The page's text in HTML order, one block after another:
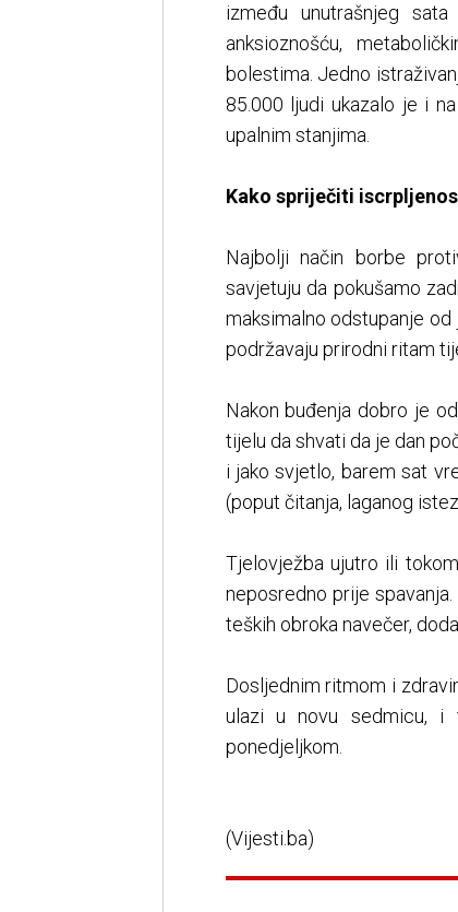
između unutrašnjeg
anksioznošću,
bolestima. Jedno
85.000 ljudi ukazalo je i
upalnim stanjima.
Kako spriječiti
Najbolji način borbe
savjetuju da pokušamo
maksimalno odstupanje
podržavaju prirodni ritam
Nakon buđenja dobro je
tijelu da shvati da je dan
i jako svjetlo, barem sat
(poput čitanja, laganog
Tjelovježba ujutro ili
neposredno prije
teških obroka navečer,
Dosljednim ritmom i
ulazi u novu sedmicu, i
ponedjeljkom.
(Vijesti.ba)